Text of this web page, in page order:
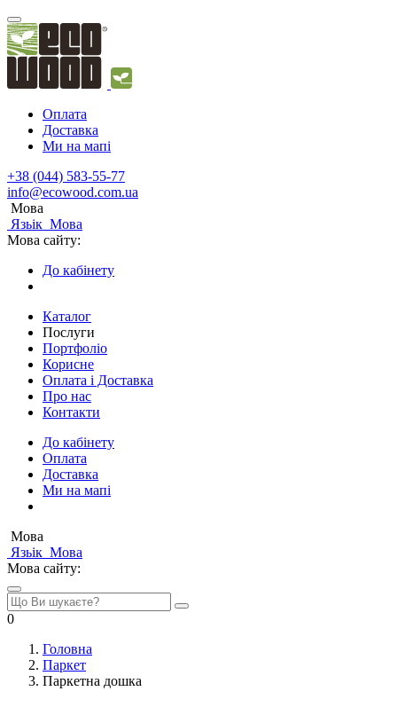
Оплата
Доставка
Ми на мапі
+38 (044) 583-55-77
info@ecowood.com.ua
Мова
Язьік Мова
Мова сайту:
До кабінету
Каталог
Послуги
Портфоліо
Корисне
Оплата і Доставка
Про нас
Контакти
До кабінету
Оплата
Доставка
Ми на мапі
Мова
Язьік Мова
Мова сайту:
0
Головна
Паркет
Паркетна дошка